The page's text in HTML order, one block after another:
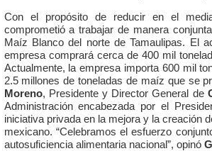
Con el propósito de reducir en el
comprometió a trabajar de manera
Maíz Blanco del norte de Tamaulipas. El
empresa comprará cerca de 400 mil
Actualmente, la empresa importa 600 mil
2.5 millones de toneladas de maíz que se
Moreno, Presidente y Director General de
Administración encabezada por el
iniciativa privada en la mejora y la creación
mexicano. “Celebramos el esfuerzo
autosuficiencia alimentaria nacional”, opinó